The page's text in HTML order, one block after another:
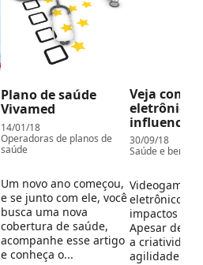
Plano de saúde
Vivamed
14/01/18
Operadoras de planos de
saúde
Um novo ano começou,
e se junto com ele, você
busca uma nova
cobertura de saúde,
acompanhe esse artigo
e conheça o...
Veja como
eletrônicos
30/09/18
Saúde e bem-
Videogames
eletrônicos
impactos
Apesar de
a criatividade
agilidade...